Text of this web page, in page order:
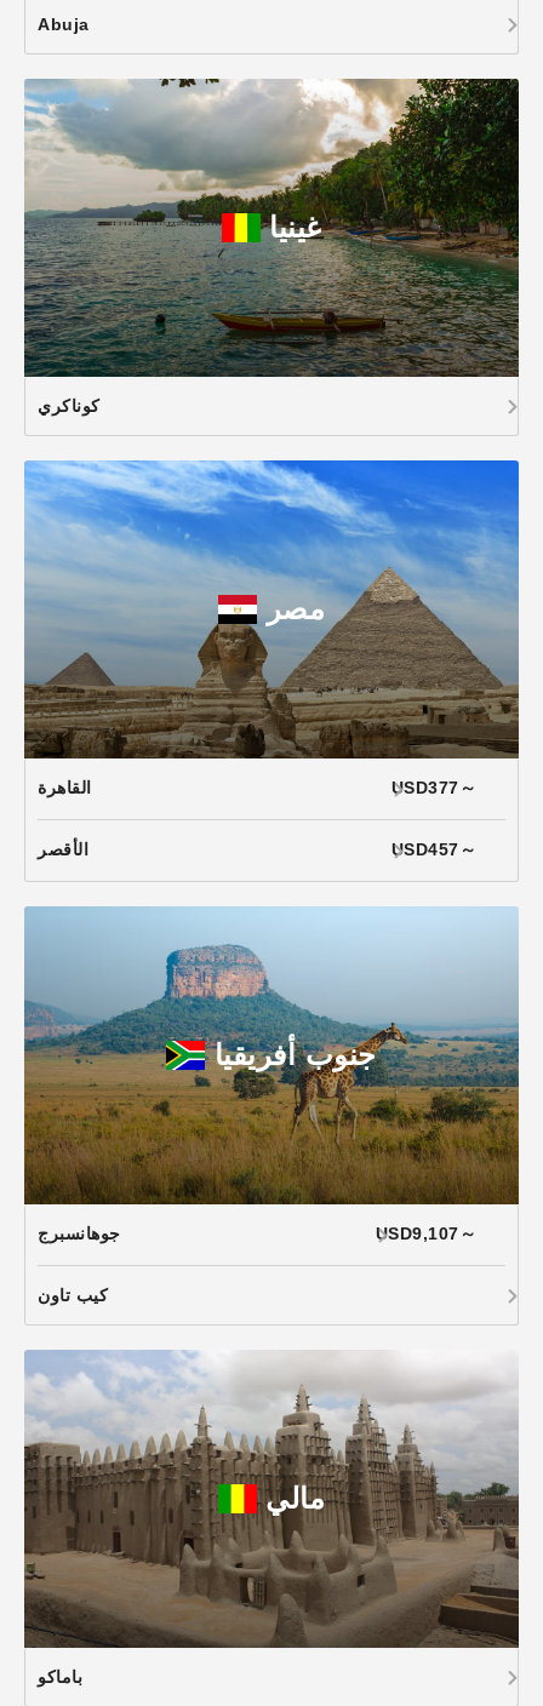
Abuja
غينيا
كوناكري
مصر
القاهرة USD377～
الأقصر USD457～
جنوب أفريقيا
جوهانسبرج USD9,107～
كيب تاون
مالي
باماكو